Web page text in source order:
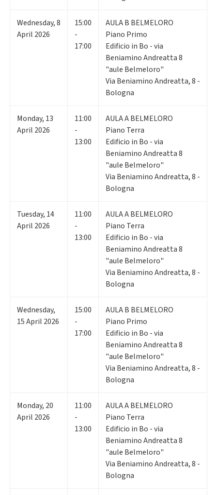
Wednesday,8
April 2026
15:00
-
17:00
AULA B BELMELORO
Piano Primo
Edificio in Bo - via
Beniamino Andreatta 8
"aule Belmeloro"
Via Beniamino Andreatta, 8 -
Bologna
Monday, 13
April 2026
11:00
-
13:00
AULA A BELMELORO
Piano Terra
Edificio in Bo - via
Beniamino Andreatta 8
"aule Belmeloro"
Via Beniamino Andreatta, 8 -
Bologna
Tuesday, 14
April 2026
11:00
-
13:00
AULA A BELMELORO
Piano Terra
Edificio in Bo - via
Beniamino Andreatta 8
"aule Belmeloro"
Via Beniamino Andreatta, 8 -
Bologna
Wednesday,
15April 2026
15:00
-
17:00
AULA B BELMELORO
Piano Primo
Edificio in Bo - via
Beniamino Andreatta 8
"aule Belmeloro"
Via Beniamino Andreatta, 8 -
Bologna
Monday, 20
April 2026
11:00
-
13:00
AULA A BELMELORO
Piano Terra
Edificio in Bo - via
Beniamino Andreatta 8
"aule Belmeloro"
Via Beniamino Andreatta, 8 -
Bologna